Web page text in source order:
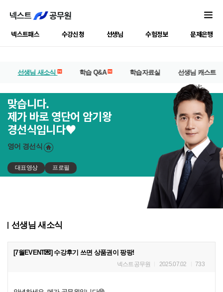
넥스트패스 수강신청 선생님 수험정보 문제은행
선생님 새소식 학습 Q&A 학습자료실 선생님 캐스트
맞습니다.
제가 바로 영단어 암기왕
경선식입니다♥
영어 경선식
대표영상 프로필
선생님 새소식
[7월EVENT💌] 수강후기 쓰면 상품권이 팡팡!
넥스트공무원 2025.07.02 733